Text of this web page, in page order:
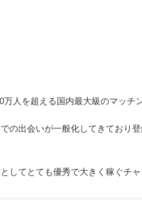
人を超える国内最大級のマッチ
の出会いが一般化してきており
してとても優秀で大きく稼ぐチャ